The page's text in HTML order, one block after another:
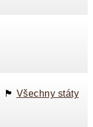
🏴󠁭󠁸󠁭󠁥󠁸󠁿 Všechny státy